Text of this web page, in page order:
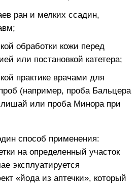
ран и мелких ссадин,
обработки кожи перед
или постановкой катетера;
практике врачами для
(например, проба Бальцера
или проба Минора при
способ применения:
на определенный участок
эксплуатируется
«йода из аптечки», который